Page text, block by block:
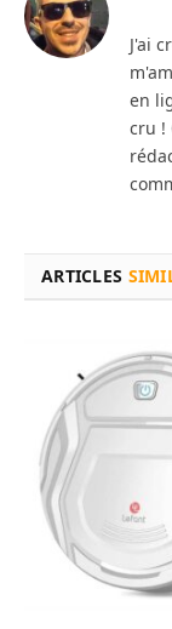
J'ai
en
cru !
ARTICLES